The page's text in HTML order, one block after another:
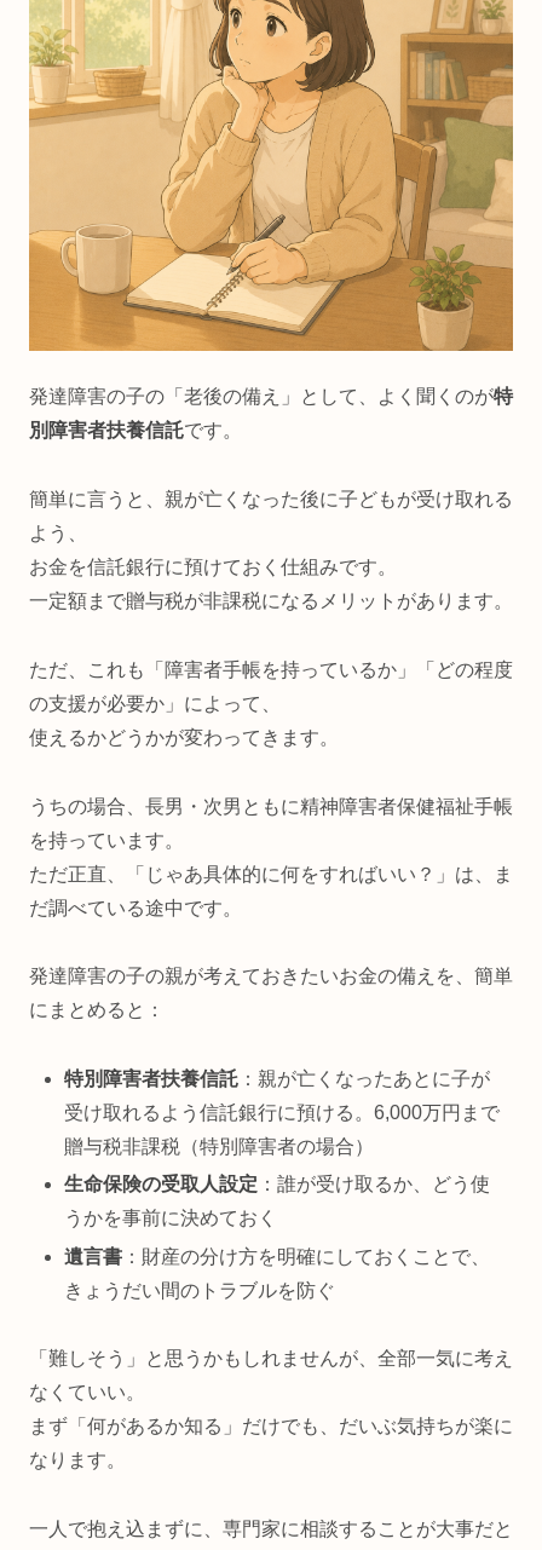
発達障害の子の「老後の備え」として、よく聞くのが特
別障害者扶養信託です。
簡単に言うと、親が亡くなった後に子どもが受け取れる
よう、
お金を信託銀行に預けておく仕組みです。
一定額まで贈与税が非課税になるメリットがあります。
ただ、これも「障害者手帳を持っているか」「どの程度
の支援が必要か」によって、
使えるかどうかが変わってきます。
うちの場合、長男・次男ともに精神障害者保健福祉手帳
を持っています。
ただ正直、「じゃあ具体的に何をすればいい？」は、ま
だ調べている途中です。
発達障害の子の親が考えておきたいお金の備えを、簡単
にまとめると：
特別障害者扶養信託 ：親が亡くなったあとに子が
受け取れるよう信託銀行に預ける。6,000万円まで
贈与税非課税（特別障害者の場合）
生命保険の受取人設定 ：誰が受け取るか、どう使
うかを事前に決めておく
遺言書 ：財産の分け方を明確にしておくことで、
きょうだい間のトラブルを防ぐ
「難しそう」と思うかもしれませんが、全部一気に考え
なくていい。
まず「何があるか知る」だけでも、だいぶ気持ちが楽に
なります。
一人で抱え込まずに、専門家に相談することが大事だと